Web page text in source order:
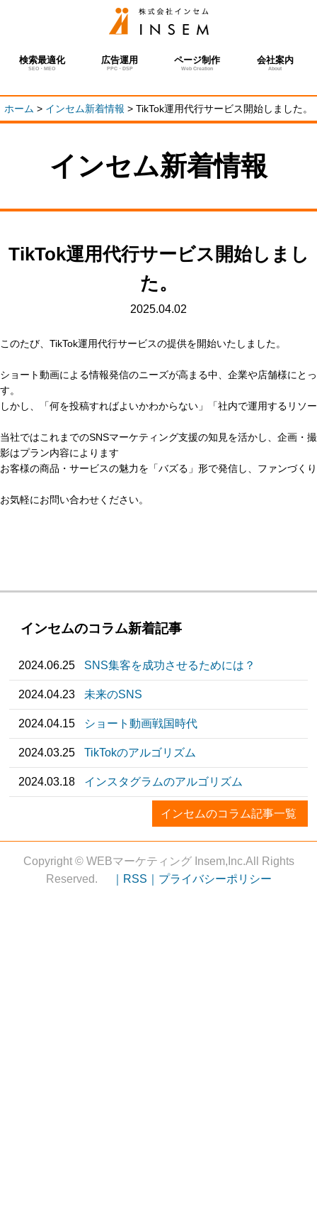
検索最適化
SEO・MEO
広告運用
PPC・DSP
ページ制作
Web Creation
会社案内
About
ホーム > インセム新着情報 > TikTok運用代行サービス開始しました。
インセム新着情報
TikTok運用代行サービス開始しまし
た。
2025.04.02
このたび、TikTok運用代行サービスの提供を開始いたしました。
ショート動画による情報発信のニーズが高まる中、企業や店舗様にと
す。
しかし、「何を投稿すればよいかわからない」「社内で運用するリソ
当社ではこれまでのSNSマーケティング支援の知見を活かし、企画
影はプラン内容によります
お客様の商品・サービスの魅力を「バズる」形で発信し、ファンづく
お気軽にお問い合わせください。
インセムのコラム新着記事
2024.06.25 SNS集客を成功させるためには？
2024.04.23 未来のSNS
2024.04.15 ショート動画戦国時代
2024.03.25 TikTokのアルゴリズム
2024.03.18 インスタグラムのアルゴリズム
インセムのコラム記事一覧
Copyright © WEBマーケティング Insem,Inc.All Rights
Reserved.
｜RSS｜ プライバシーポリシー